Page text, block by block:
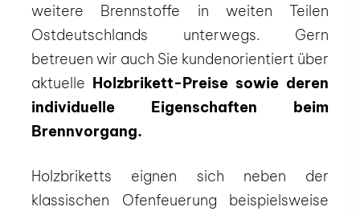
weitere Brennstoffe in weiten Teilen
Ostdeutschlands unterwegs. Gern
betreuen wir auch Sie kundenorientiert über
aktuelle Holzbrikett-Preise sowie deren
individuelle Eigenschaften beim
Brennvorgang.
Holzbriketts eignen sich neben der
klassischen Ofenfeuerung beispielsweise